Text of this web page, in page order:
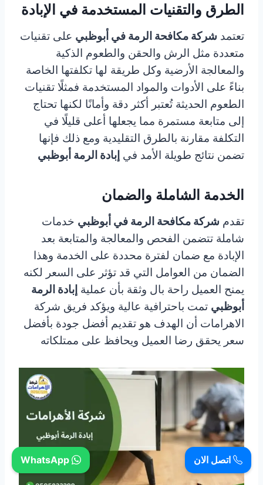
الطرق والتقنيات المستخدمة في الإبادة
تعتمد شركة مكافحة الرمة في أبوظبي على تقنيات
متعددة مثل الرش والحقن والطعوم الذكية
والمعالجة الأرضية وكل طريقة لها تكلفتها الخاصة
بناءً على الأدوات والمواد المستخدمة فمثلًا تقنيات
الطعوم الحديثة تُعتبر أكثر دقة وأمانًا لكنها تحتاج
إلى متابعة مستمرة مما يجعلها أعلى قليلًا في
التكلفة مقارنة بالطرق التقليدية ومع ذلك فإنها
تضمن نتائج طويلة الأمد في إبادة الرمة أبوظبي
الخدمة الشاملة والضمان
تقدم شركة مكافحة الرمة في أبوظبي خدمات
شاملة تتضمن الفحص والمعالجة والمتابعة بعد
الإبادة مع ضمان لفترة محددة على الخدمة وهذا
الضمان من العوامل التي قد تؤثر على السعر لكنه
يمنح العميل راحة بال وثقة بأن عملية إبادة الرمة
أبوظبي تمت باحترافية عالية ويؤكد فريق شركة
الاهرامات أن الهدف هو تقديم أفضل جودة بأفضل
سعر يحقق رضا العميل ويحافظ على ممتلكاته
اتصل الان